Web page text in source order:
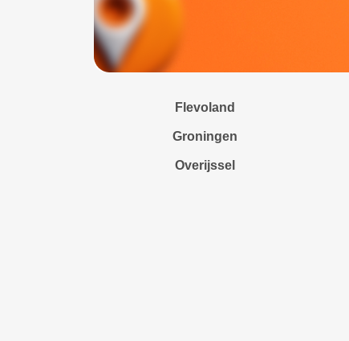
Flevoland
Groningen
Overijssel